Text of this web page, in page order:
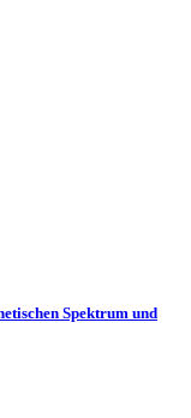
Spektrum und